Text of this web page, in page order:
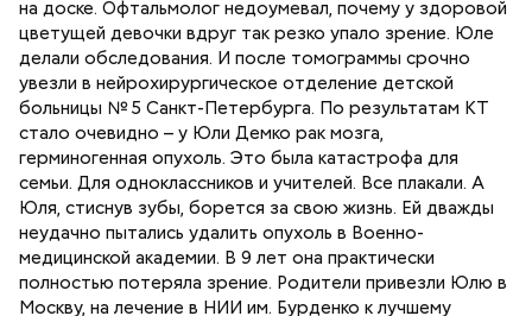
на доске. Офтальмолог недоумевал, почему у здоровой
цветущей девочки вдруг так резко упало зрение. Юле
делали обследования. И после томограммы срочно
увезли в нейрохирургическое отделение детской
больницы № 5 Санкт-Петербурга. По результатам КТ
стало очевидно – у Юли Демко рак мозга,
герминогенная опухоль. Это была катастрофа для
семьи. Для одноклассников и учителей. Все плакали. А
Юля, стиснув зубы, борется за свою жизнь. Ей дважды
неудачно пытались удалить опухоль в Военно-
медицинской академии. В 9 лет она практически
полностью потеряла зрение. Родители привезли Юлю в
Москву, на лечение в НИИ им. Бурденко к лучшему